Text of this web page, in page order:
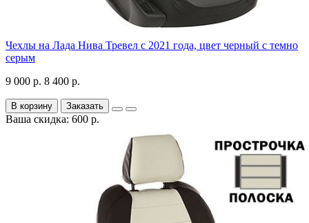
Чехлы на Лада Нива Тревел с 2021 года, цвет черный с темно
серым
9 000 р. 8 400 р.
В корзину Заказать
Ваша скидка: 600 р.